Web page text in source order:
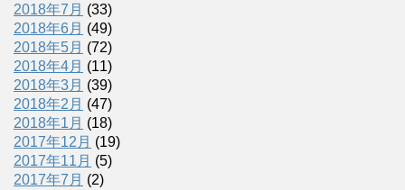
2018年7月 (33)
2018年6月 (49)
2018年5月 (72)
2018年4月 (11)
2018年3月 (39)
2018年2月 (47)
2018年1月 (18)
2017年12月 (19)
2017年11月 (5)
2017年7月 (2)